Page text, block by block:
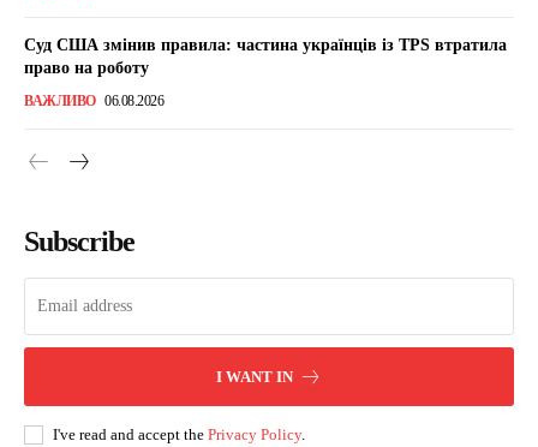
Суд США змінив правила: частина українців із TPS втратила
право на роботу
ВАЖЛИВО 06.08.2026
Subscribe
I WANT IN
I've read and accept the Privacy Policy.